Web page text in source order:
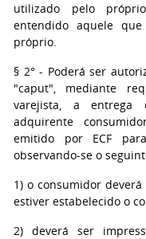
utilizado pelo
entendido aquele
próprio.
§ 2° - Poderá ser
"caput", mediante
varejista, a entrega
adquirente
emitido por ECF
observando-se o
1) o consumidor
estiver estabelecido o
2) deverá ser